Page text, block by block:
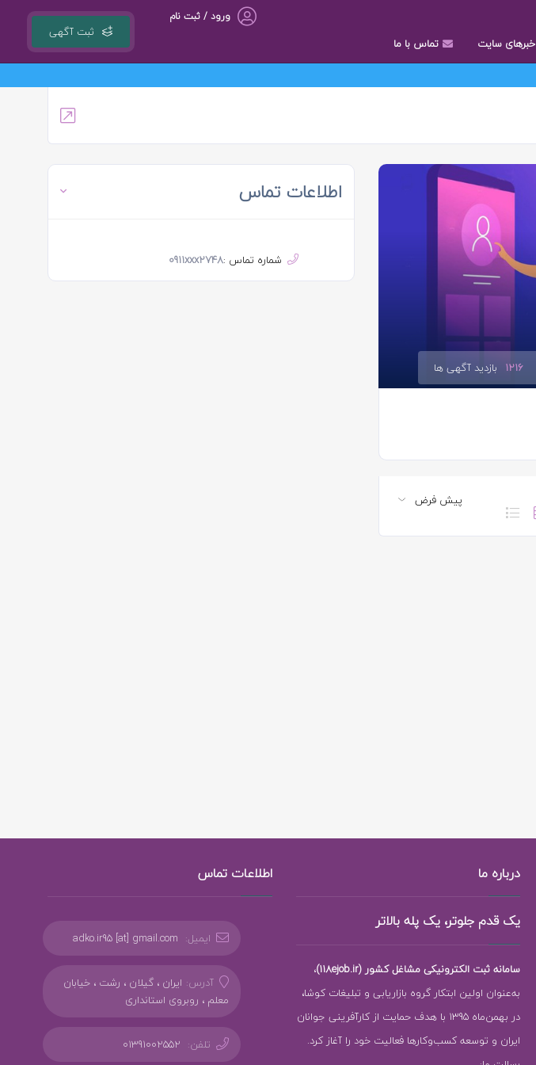
ثبت آگهی
ورود / ثبت نام
خبرهای سایت
تماس با ما
1216 بازدید آگهی ها
اطلاعات تماس
شماره تماس :0911xxx2748
درباره ما
یک قدم جلوتر، یک پله بالاتر
سامانه ثبت الکترونیکی مشاغل کشور (118ejob.ir)
،
به‌عنوان اولین ابتکار گروه بازاریابی و تبلیغات کوشا،
در بهمن‌ماه 1395 با هدف حمایت از کارآفرینی جوانان
ایران و توسعه کسب‌وکارها فعالیت خود را آغاز کرد.
اطلاعات تماس
ایمیل: adko.ir95 [at] gmail.com
آدرس: ایران ، گیلان ، رشت ، خیابان
معلم ، روبروی استانداری
تلفن: 01391002552